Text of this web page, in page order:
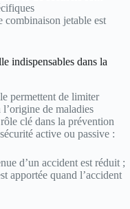
combinaison jetable est
indispensables dans la
permettent de limiter
de maladies
clé dans la prévention
active ou passive :
d’un accident est réduit ;
apportée quand l’accident